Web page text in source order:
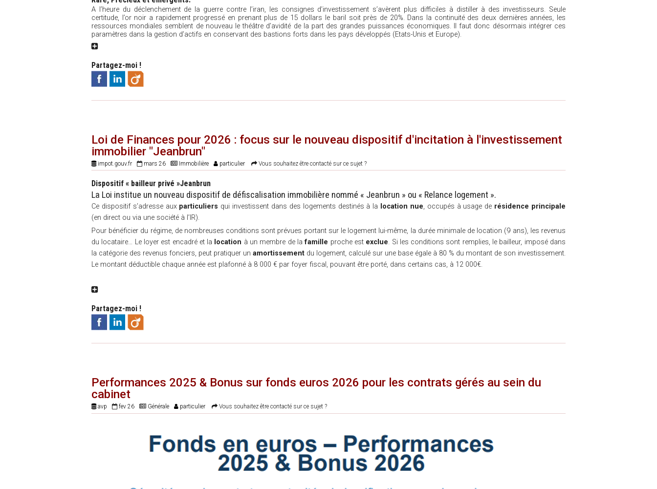
A l’heure du déclenchement de la guerre contre l’iran, les consignes d’investissement s’avèrent plus difficiles à distiller à des investisseurs. Seule
certitude, l’or noir a rapidement progressé en prenant plus de 15 dollars le baril soit près de 20%. Dans la continuité des deux dernières années, les
ressources mondiales semblent de nouveau le théâtre d’avidité de la part des grandes puissances économiques. Il faut donc désormais intégrer ces
paramètres dans la gestion d’actifs en conservant des bastions forts dans les pays développés (Etats-Unis et Europe).
Partagez-moi !
Loi de Finances pour 2026 : focus sur le nouveau dispositif d'incitation à l'investissement
immobilier "Jeanbrun"
impot.gouv.fr mars 26 Immobilière particulier Vous souhaitez être contacté sur ce sujet ?
Dispositif « bailleur privé »Jeanbrun
La Loi institue un nouveau dispositif de défiscalisation immobilière nommé « Jeanbrun » ou « Relance logement ».
Ce dispositif s’adresse aux particuliers qui investissent dans des logements destinés à la location nue, occupés à usage de résidence principale
(en direct ou via une société à l’IR).
Pour bénéficier du régime, de nombreuses conditions sont prévues portant sur le logement lui-même, la durée minimale de location (9 ans), les revenus
du locataire… Le loyer est encadré et la location à un membre de lafamille proche est exclue. Si les conditions sont remplies, le bailleur, imposé dans
la catégorie des revenus fonciers, peut pratiquer un amortissement du logement, calculé sur une base égale à 80 % du montant de son investissement.
Le montant déductible chaque année est plafonné à 8 000 € par foyer fiscal, pouvant être porté, dans certains cas, à 12 000€.
Partagez-moi !
Performances 2025 & Bonus sur fonds euros 2026 pour les contrats gérés au sein du
cabinet
avp fev 26 Générale particulier Vous souhaitez être contacté sur ce sujet ?